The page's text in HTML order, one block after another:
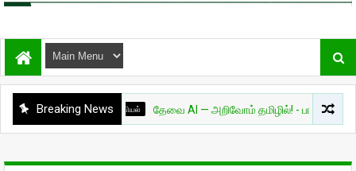
Breaking News
அறிவியல் தேவை AI — அறிவோம் தமிழில்! - பாகம் 01